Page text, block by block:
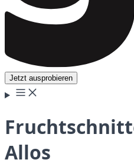
Jetzt ausprobieren
Allos